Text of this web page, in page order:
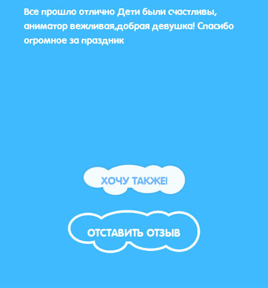
Все прошло отлично Дети были счастливы,
аниматор вежливая,добрая девушка! Спасибо
огромное за праздник
ХОЧУ ТАКЖЕ!
ОТСТАВИТЬ ОТЗЫВ